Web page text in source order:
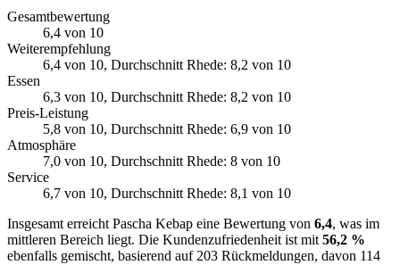
Gesamtbewertung
6,4 von 10
Weiterempfehlung
6,4 von 10, Durchschnitt Rhede: 8,2 von 10
Essen
6,3 von 10, Durchschnitt Rhede: 8,2 von 10
Preis-Leistung
5,8 von 10, Durchschnitt Rhede: 6,9 von 10
Atmosphäre
7,0 von 10, Durchschnitt Rhede: 8 von 10
Service
6,7 von 10, Durchschnitt Rhede: 8,1 von 10
Insgesamt erreicht Pascha Kebap eine Bewertung von 6,4, was im
mittleren Bereich liegt. Die Kundenzufriedenheit ist mit 56,2 %
ebenfalls gemischt, basierend auf 203 Rückmeldungen, davon 114